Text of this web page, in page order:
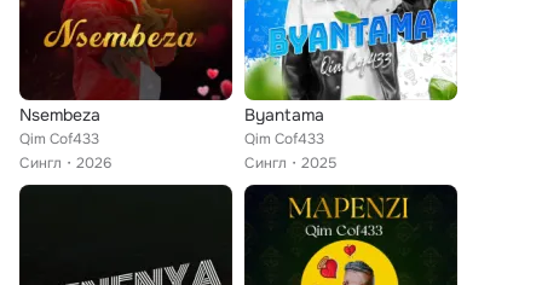
Nsembeza
Qim Cof433
Сингл
2026
Byantama
Qim Cof433
Сингл
2025